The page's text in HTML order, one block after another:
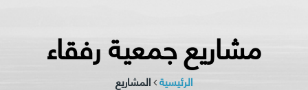
مشاريع جمعية رفقاء
الرئيسية المشاريع